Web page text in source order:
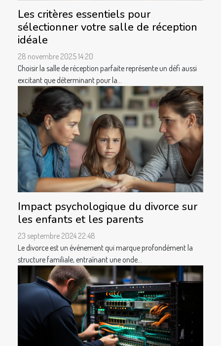
Les critères essentiels pour
sélectionner votre salle de réception
idéale
28 novembre 2025 14:20
Choisir la salle de réception parfaite représente un défi aussi
excitant que déterminant pour la...
Impact psychologique du divorce sur
les enfants et les parents
23 septembre 2024 22:48
Le divorce est un événement qui marque profondément la
structure familiale, entraînant une onde...